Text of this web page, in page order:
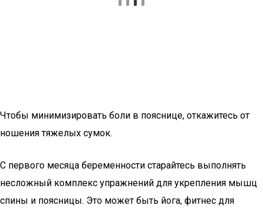
Чтобы минимизировать боли в пояснице, откажитесь от
ношения тяжелых сумок.
С первого месяца беременности старайтесь выполнять
несложный комплекс упражнений для укрепления мышц
спины и поясницы. Это может быть йога, фитнес для